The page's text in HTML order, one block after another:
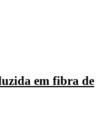
em fibra de